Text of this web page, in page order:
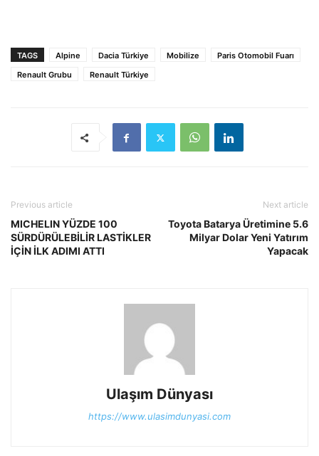
TAGS Alpine Dacia Türkiye Mobilize
Paris Otomobil Fuarı
Renault Grubu
Renault Türkiye
Previous article
MICHELIN YÜZDE 100
SÜRDÜRÜLEBİLİR LASTİKLER
İÇİN İLK ADIMI ATTI
Next article
Toyota Batarya Üretimine 5.6
Milyar Dolar Yeni Yatırım
Yapacak
Ulaşım Dünyası
https://www.ulasimdunyasi.com